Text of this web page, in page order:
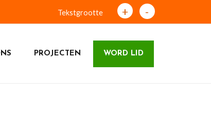
Tekstgrootte + -
PROJECTEN WORD LID